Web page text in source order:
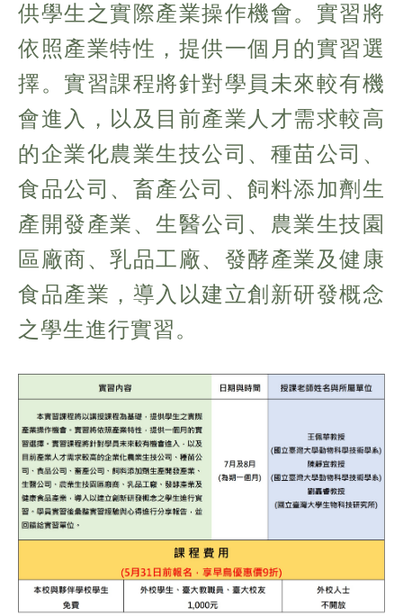
供學生之實際產業操作機會。實習將
依照產業特性，提供一個月的實習選
擇。實習課程將針對學員未來較有機
會進入，以及目前產業人才需求較高
的企業化農業生技公司、種苗公司、
食品公司、畜產公司、飼料添加劑生
產開發產業、生醫公司、農業生技園
區廠商、乳品工廠、發酵產業及健康
食品產業，導入以建立創新研發概念
之學生進行實習。